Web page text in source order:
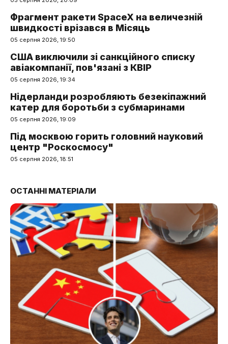
Фрагмент ракети SpaceX на величезній
швидкості врізався в Місяць
05 серпня 2026, 19:50
США виключили зі санкційного списку
авіакомпанії, пов'язані з КВІР
05 серпня 2026, 19:34
Нідерланди розробляють безекіпажний
катер для боротьби з субмаринами
05 серпня 2026, 19:09
Під москвою горить головний науковий
центр "Роскосмосу"
05 серпня 2026, 18:51
ОСТАННІ МАТЕРІАЛИ